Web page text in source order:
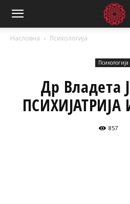
Насловна Психологија
Психологија
Др Владета
ПСИХИЈАТРИЈА
857